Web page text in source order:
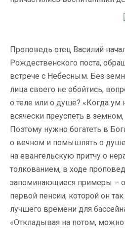
Проповедь отец Василий
Рождественского поста,
встрече с Небесным. Без
лица своего не обойтись,
о теле или о душе? «Когда ум
всячески преуспеть в
Поэтому нужно богатеть в
о вечном и помышлять о
на евангельскую притчу о
толкованием, в ходе
запоминающиеся примеры –
первой пенсии, которой он
лучшего времени для
«Откладывая на потом,